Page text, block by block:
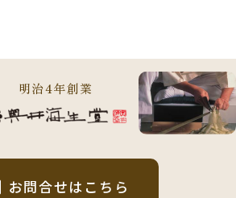
明治4年創業
お問合せはこちら